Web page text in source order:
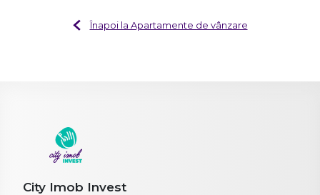
Înapoi la Apartamente de vânzare
City Imob Invest